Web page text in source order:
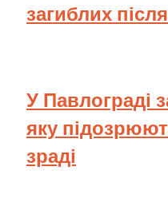
загиблих
У Павлограді
яку
зраді